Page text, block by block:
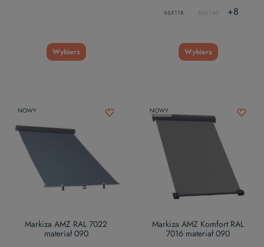
Wybierz
66X118
66X140 +8
Wybierz
NOWY
Markiza AMZ RAL 7022
materiał 090
NOWY
Markiza AMZ Komfort RAL
7016 materiał 090